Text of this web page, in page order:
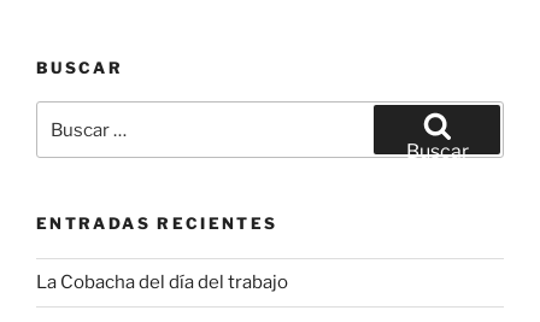
BUSCAR
por:
Buscar
ENTRADAS RECIENTES
La Cobacha del día del trabajo